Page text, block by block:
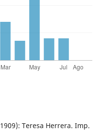
Teresa Herrera. Imp.